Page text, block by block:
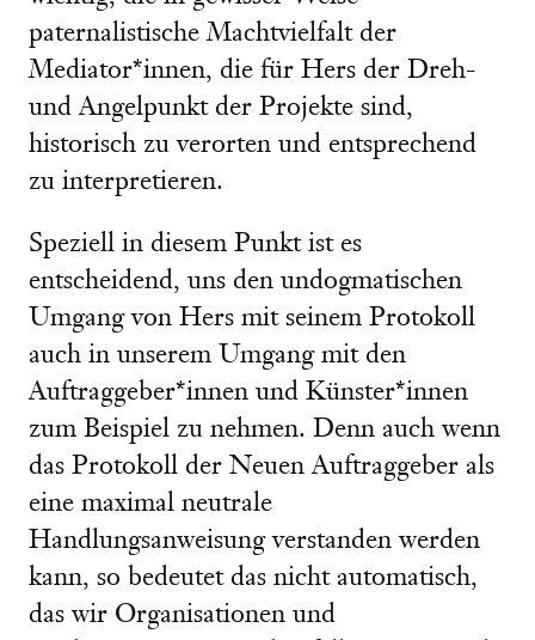
paternalistische Machtvielfalt der
Mediator*innen, die für Hers der Dreh-
und Angelpunkt der Projekte sind,
historisch zu verorten und entsprechend
zu interpretieren.
Speziell in diesem Punkt ist es
entscheidend, uns den undogmatischen
Umgang von Hers mit seinem Protokoll
auch in unserem Umgang mit den
Auftraggeber*innen und Künster*innen
zum Beispiel zu nehmen. Denn auch wenn
das Protokoll der Neuen Auftraggeber als
eine maximal neutrale
Handlungsanweisung verstanden werden
kann, so bedeutet das nicht automatisch,
das wir Organisationen und